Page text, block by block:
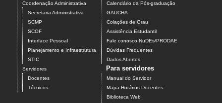
Coordenação Administrativa
Secretaria Administrativa
SCMP
SCOF
Interface Pessoal
Planejamento e Infraestrutura
STIC
Servidores
Docentes
Técnicos
Calendário da Pós-graduação
GAUCHA
Colações de Grau
Assistência Estudantil
Fale conosco NuDEs/PRODAE
Dúvidas Frequentes
Dados Abertos
Para servidores
Manual do Servidor
Mapa Horários Docentes
Biblioteca Web